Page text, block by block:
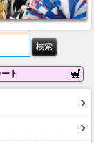
ート